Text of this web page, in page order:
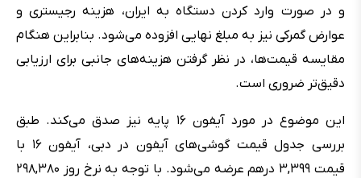
و در صورت وارد کردن دستگاه به ایران، هزینه رجیستری و
عوارض گمرکی نیز به مبلغ نهایی افزوده می‌شود. بنابراین هنگام
مقایسه قیمت‌ها، در نظر گرفتن هزینه‌های جانبی برای ارزیابی
دقیق‌تر ضروری است.
این موضوع در مورد آیفون ۱۶ پایه نیز صدق می‌کند. طبق
بررسی جدول قیمت گوشی‌های آیفون در دبی، آیفون ۱۶ با
قیمت ۳,۳۹۹ درهم عرضه می‌شود. با توجه به نرخ روز ۲۹۸,۳۸۰